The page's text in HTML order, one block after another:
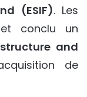
(ESIF). Les
conclu un
and
de